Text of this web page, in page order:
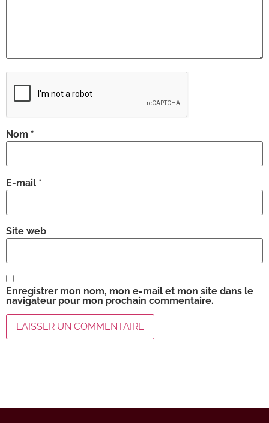
Nom *
E-mail *
Site web
Enregistrer mon nom, mon e-mail et mon site dans le
navigateur pour mon prochain commentaire.